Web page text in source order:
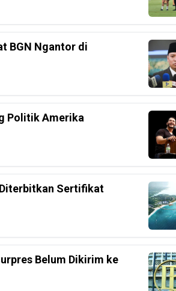
BGN Ngantor di
Politik Amerika
Diterbitkan Sertifikat
Belum Dikirim ke